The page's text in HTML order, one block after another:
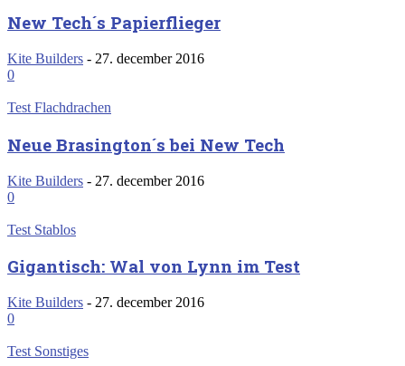
New Tech´s Papierflieger
Kite Builders - 27. december 2016
0
Test Flachdrachen
Neue Brasington´s bei New Tech
Kite Builders - 27. december 2016
0
Test Stablos
Gigantisch: Wal von Lynn im Test
Kite Builders - 27. december 2016
0
Test Sonstiges